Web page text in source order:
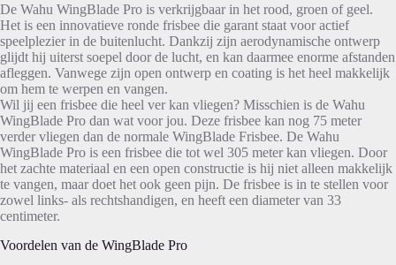
De Wahu WingBlade Pro is verkrijgbaar in het rood, groen of geel.
Het is een innovatieve ronde frisbee die garant staat voor actief
speelplezier in de buitenlucht. Dankzij zijn aerodynamische ontwerp
glijdt hij uiterst soepel door de lucht, en kan daarmee enorme afstanden
afleggen. Vanwege zijn open ontwerp en coating is het heel makkelijk
om hem te werpen en vangen.
Wil jij een frisbee die heel ver kan vliegen? Misschien is de Wahu
WingBlade Pro dan wat voor jou. Deze frisbee kan nog 75 meter
verder vliegen dan de normale WingBlade Frisbee. De Wahu
WingBlade Pro is een frisbee die tot wel 305 meter kan vliegen. Door
het zachte materiaal en een open constructie is hij niet alleen makkelijk
te vangen, maar doet het ook geen pijn. De frisbee is in te stellen voor
zowel links- als rechtshandigen, en heeft een diameter van 33
centimeter.
Voordelen van de WingBlade Pro